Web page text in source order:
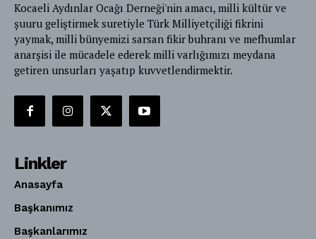
Kocaeli Aydınlar Ocağı Derneği'nin amacı, milli kültür ve
şuuru geliştirmek suretiyle Türk Milliyetçiliği fikrini
yaymak, milli bünyemizi sarsan fikir buhranı ve mefhumlar
anarşisi ile mücadele ederek milli varlığımızı meydana
getiren unsurları yaşatıp kuvvetlendirmektir.
Linkler
Anasayfa
Başkanımız
Başkanlarımız